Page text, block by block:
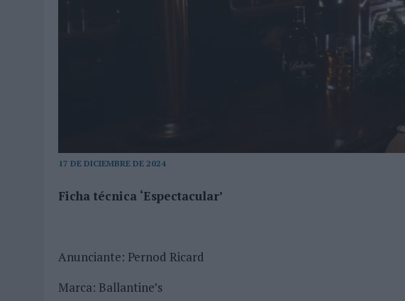
LA IA ESTÁ SUBIENDO EL LISTÓN DE LA CREATIVIDAD
BEON WORLDWIDE LANZA RAÍZ URBANA PARA TRANSFORMAR EL PATRIMONIO
FABRA COMUNICACIÓN INCORPORA A CASONÁ Y ASUME LA GESTIÓN DE SUS
LOPESAN HOTELS & RESORTS ACERCA EL PARAÍSO CANARIO EN SU ÚLTIMA
17 DE DICIEMBRE DE 2024
Ficha técnica ‘Espectacular’
Anunciante: Pernod Ricard
Marca: Ballantine’s